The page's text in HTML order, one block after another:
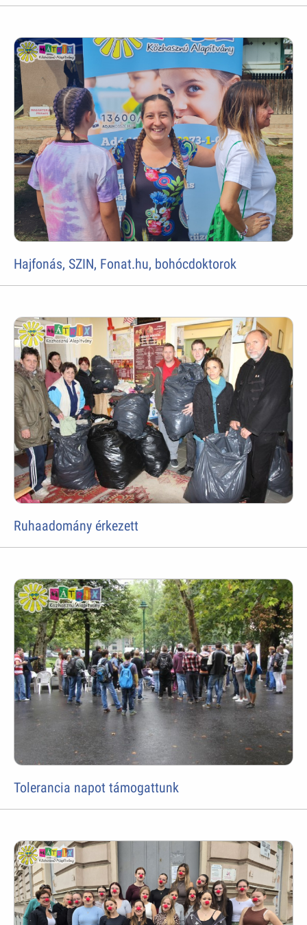
Hajfonás, SZIN, Fonat.hu, bohócdoktorok
Ruhaadomány érkezett
Tolerancia napot támogattunk